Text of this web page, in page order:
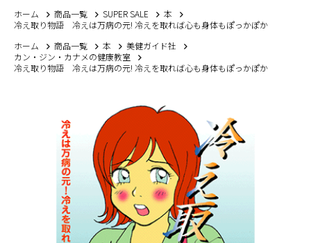
ホーム 商品一覧 SUPER SALE
本
冷え取り物語 冷えは万病の元! 冷えを取れば心も身体もぽっかぽか
ホーム
商品一覧 本
美健ガイド社
カン・ジン・カナメの健康教室
冷え取り物語 冷えは万病の元! 冷えを取れば心も身体もぽっかぽか